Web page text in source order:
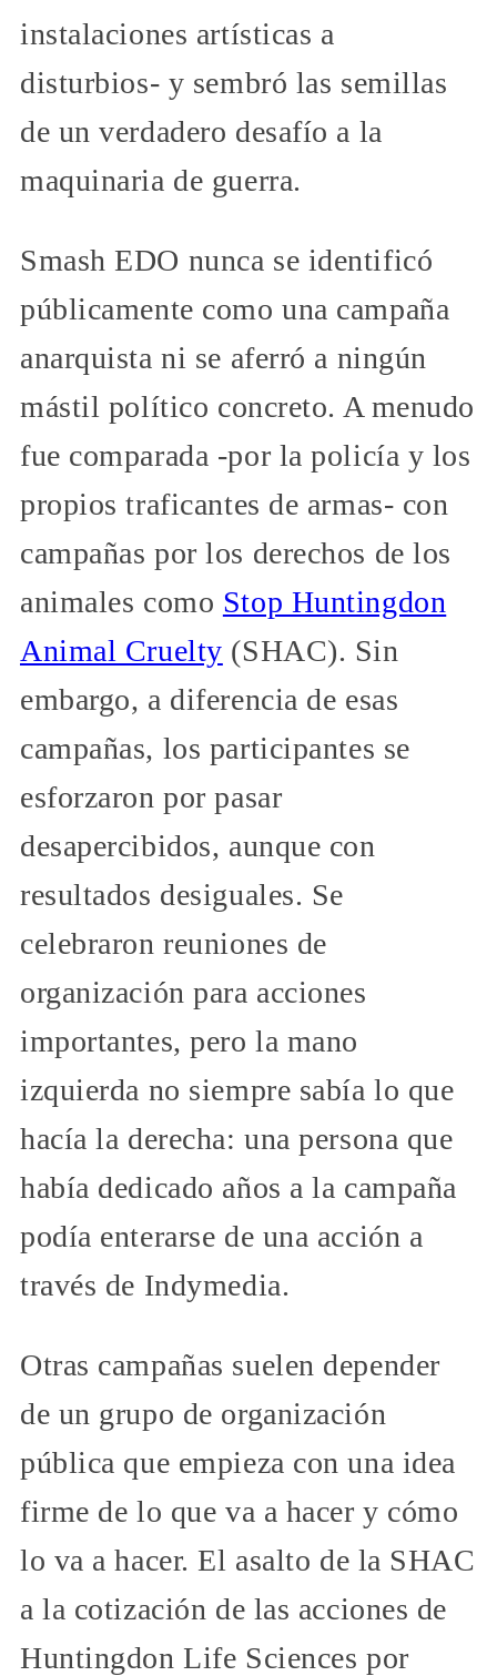
instalaciones artísticas a
disturbios- y sembró las semillas
de un verdadero desafío a la
maquinaria de guerra.
Smash EDO nunca se identificó
públicamente como una campaña
anarquista ni se aferró a ningún
mástil político concreto. A menudo
fue comparada -por la policía y los
propios traficantes de armas- con
campañas por los derechos de los
animales como Stop Huntingdon
Animal Cruelty (SHAC). Sin
embargo, a diferencia de esas
campañas, los participantes se
esforzaron por pasar
desapercibidos, aunque con
resultados desiguales. Se
celebraron reuniones de
organización para acciones
importantes, pero la mano
izquierda no siempre sabía lo que
hacía la derecha: una persona que
había dedicado años a la campaña
podía enterarse de una acción a
través de Indymedia.
Otras campañas suelen depender
de un grupo de organización
pública que empieza con una idea
firme de lo que va a hacer y cómo
lo va a hacer. El asalto de la SHAC
a la cotización de las acciones de
Huntingdon Life Sciences por